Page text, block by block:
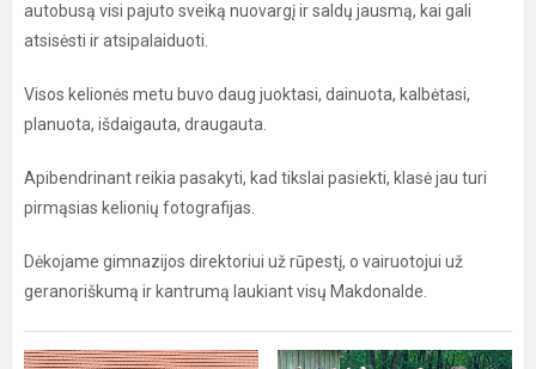
autobusą visi pajuto sveiką nuovargį ir saldų jausmą, kai gali
atsisėsti ir atsipalaiduoti.
Visos kelionės metu buvo daug juoktasi, dainuota, kalbėtasi,
planuota, išdaigauta, draugauta.
Apibendrinant reikia pasakyti, kad tikslai pasiekti, klasė jau turi
pirmąsias kelionių fotografijas.
Dėkojame gimnazijos direktoriui už rūpestį, o vairuotojui už
geranoriškumą ir kantrumą laukiant visų Makdonalde.